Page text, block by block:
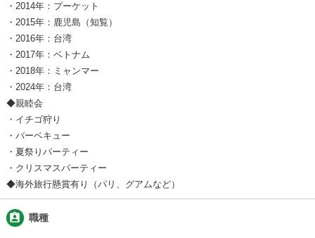
・2014年：プーケット
・2015年：鹿児島（知覧）
・2016年：台湾
・2017年：ベトナム
・2018年：ミャンマー
・2024年：台湾
◆親睦会
・イチゴ狩り
・バーベキュー
・夏祭りパーティー
・クリスマスパーティー
◆海外旅行懸賞有り（パリ、グアムなど）
assignment_ind 職種